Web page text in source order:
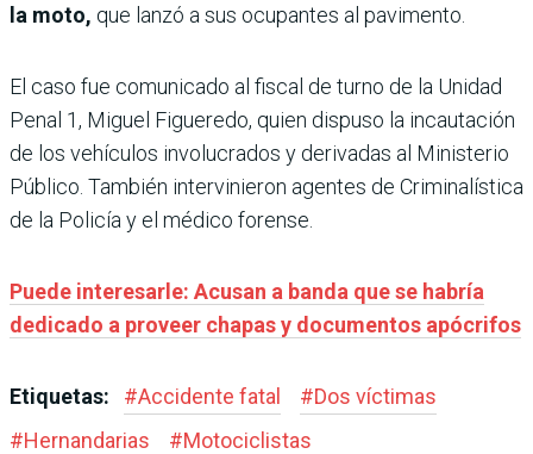
la moto, que lanzó a sus ocupantes al pavimento.
El caso fue comunicado al fiscal de turno de la Unidad
Penal 1, Miguel Figueredo, quien dispuso la incautación
de los vehículos involucrados y derivadas al Ministerio
Público. También intervinieron agentes de Criminalística
de la Policía y el médico forense.
Puede interesarle: Acusan a banda que se habría
dedicado a proveer chapas y documentos apócrifos
Etiquetas: #Accidente fatal #Dos víctimas
#Hernandarias #Motociclistas